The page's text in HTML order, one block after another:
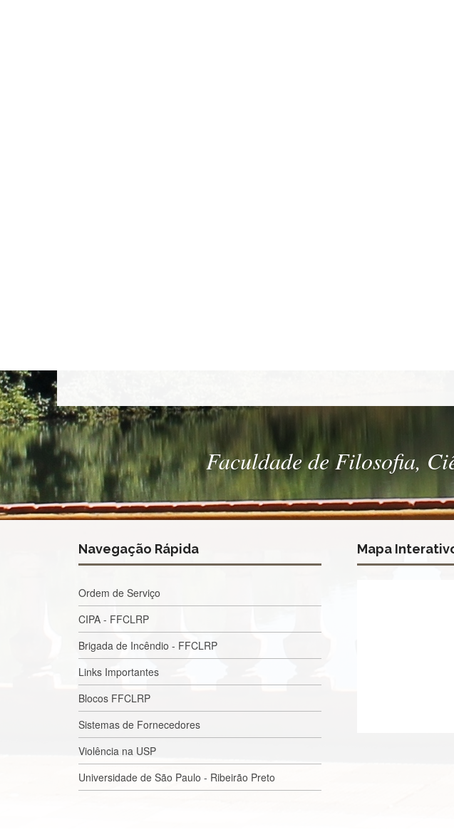
Faculdade de Filosofia,
Navegação Rápida
Ordem de Serviço
CIPA - FFCLRP
Brigada de Incêndio - FFCLRP
Links Importantes
Blocos FFCLRP
Sistemas de Fornecedores
Violência na USP
Universidade de São Paulo - Ribeirão Preto
Mapa